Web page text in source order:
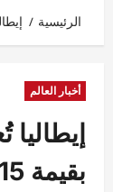
الرئيسية
أخبار العالم
بقيمة 15 مليون يورو